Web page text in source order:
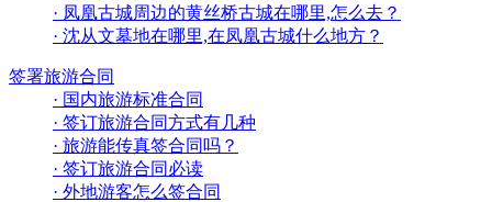
· 凤凰古城周边的黄丝桥古城在哪里,怎么去？
· 沈从文墓地在哪里,在凤凰古城什么地方？
签署旅游合同
· 国内旅游标准合同
· 签订旅游合同方式有几种
· 旅游能传真签合同吗？
· 签订旅游合同必读
· 外地游客怎么签合同